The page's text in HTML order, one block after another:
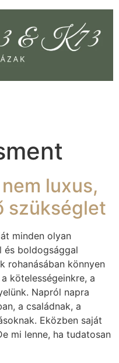
luxus,
szükséglet
minden olyan
és boldogsággal
rohanásában könnyen
kötelességeinkre, a
Napról napra
a családnak, a
Eközben saját
mi lenne, ha tudatosan